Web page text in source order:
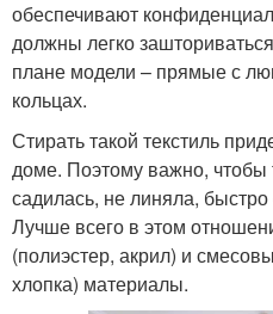
обеспечивают
должны легко
плане модели – прямые с
кольцах.
Стирать такой текстиль
доме. Поэтому важно, чтобы
садилась, не линяла, быстро
Лучше всего в этом
(полиэстер, акрил) и
хлопка) материалы.